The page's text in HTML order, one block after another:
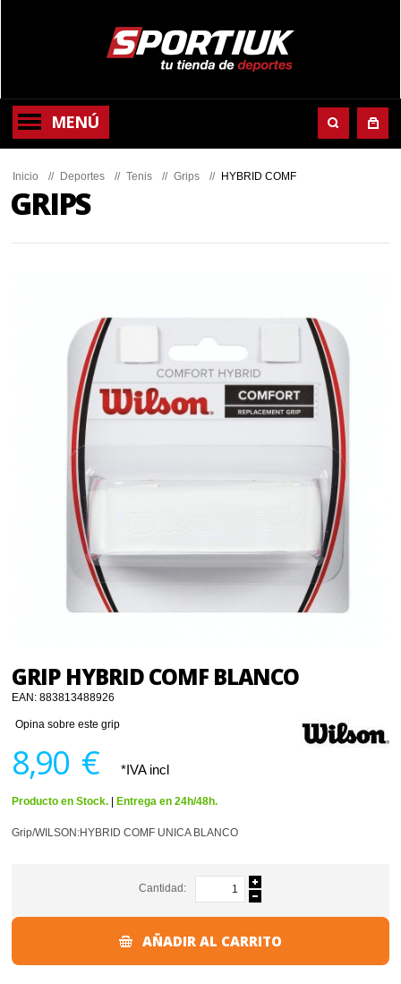
MENÚ
Inicio // Deportes // Tenis // Grips // HYBRID COMF
GRIPS
GRIP HYBRID COMF BLANCO
EAN:883813488926
Opina sobre este grip
8,90 € *IVA incl
Producto en Stock. Entrega en 24h/48h.
Grip/WILSON:HYBRID COMF UNICA BLANCO
Cantidad:
AÑADIR AL CARRITO